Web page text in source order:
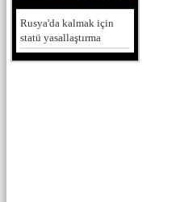
Rusya'da kalmak için
statü yasallaştırma